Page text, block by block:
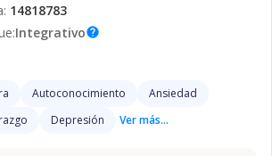
14818783
Integrativohelp
Autoconocimiento
Ansiedad
Depresión Ver más...